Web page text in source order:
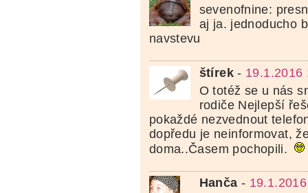
sevenofnine:
aj ja. jednoducho
navstevu
štírek- 19.1.2016
O totéž se u nás
rodiče Nejlepší
pokaždé nezvednout
dopředu je neinformovat,
doma..Časem pochopili.
Hanča -